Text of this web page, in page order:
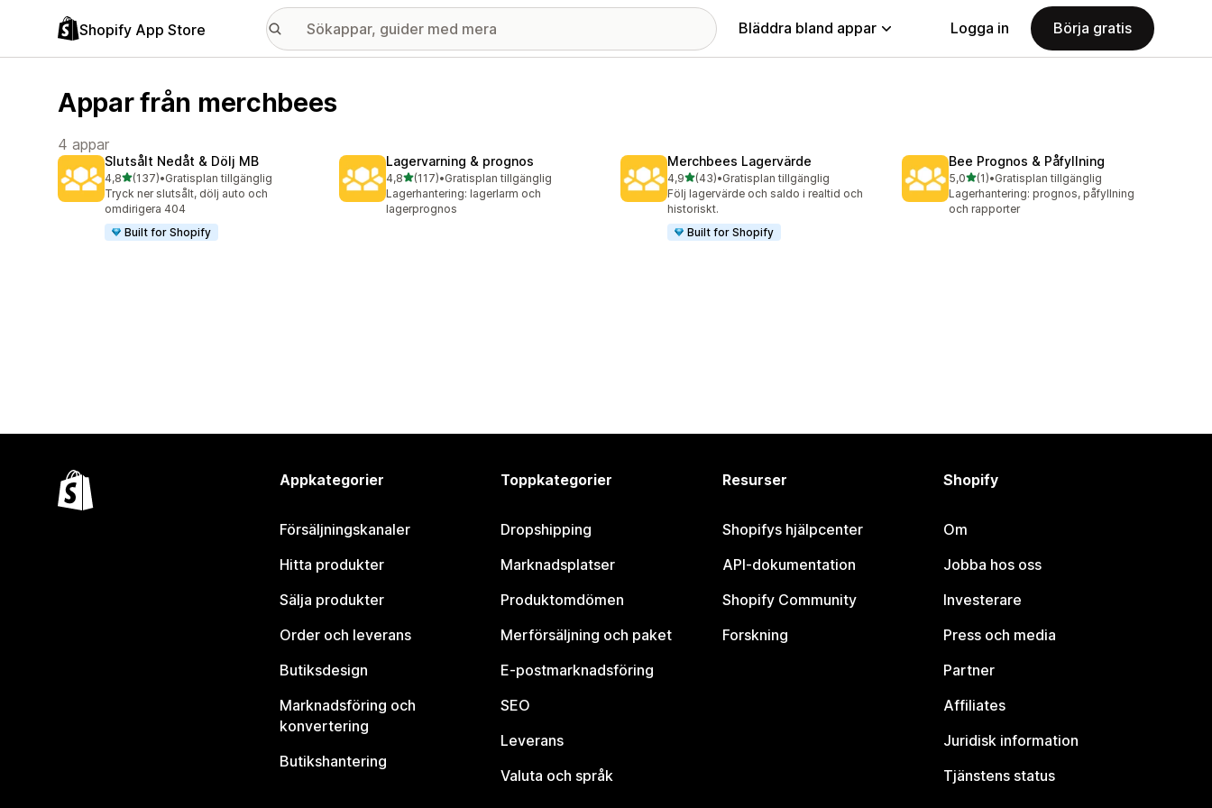
Shopify App Store Bläddra bland appar Logga in Börja gratis
Appar från merchbees
4 appar
Slutsålt Nedåt & Dölj MB
4,8av 5 stjärnor
(137)
137 recensioner totalt
•Gratisplan tillgänglig
Tryck ner slutsålt, dölj auto och
omdirigera 404
Built for Shopify
Lagervarning & prognos
4,8av 5 stjärnor
(117)
117 recensioner totalt
•Gratisplan tillgänglig
Lagerhantering: lagerlarm och
lagerprognos
Merchbees Lagervärde
4,9av 5 stjärnor
(43)
43 recensioner totalt
•Gratisplan tillgänglig
Följ lagervärde och saldo i realtid och
historiskt.
Built for Shopify
Bee Prognos & Påfyllning
5,0av 5 stjärnor
(1)
1 recensioner totalt
•Gratisplan tillgänglig
Lagerhantering: prognos, påfyllning
och rapporter
Appkategorier
Försäljningskanaler
Hitta produkter
Sälja produkter
Order och leverans
Butiksdesign
Marknadsföring och
konvertering
Butikshantering
Toppkategorier
Dropshipping
Marknadsplatser
Produktomdömen
Merförsäljning och paket
E-postmarknadsföring
SEO
Leverans
Valuta och språk
Resurser
Shopifys hjälpcenter
API-dokumentation
Shopify Community
Forskning
Shopify
Om
Jobba hos oss
Investerare
Press och media
Partner
Affiliates
Juridisk information
Tjänstens status